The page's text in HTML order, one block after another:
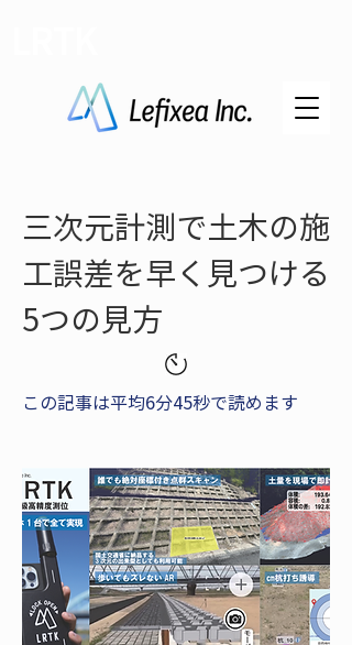
三次元計測で土木の施
工誤差を早く見つける
5つの見方
この記事は平均6分45秒で読めます